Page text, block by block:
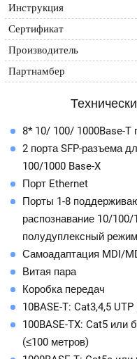
Инструкция
Сертификат
Производитель
Партнамбер
8* 10/ 100/ 1000Base-T
2 порта SFP-разъема
100/1000 Base-X
Порт Ethernet
Порты 1-8
распознавание 10/
полудуплексный режим
Самоадаптация MDI/
Витая пара
Коробка передач
10BASE-T: Cat3,4,5
100BASE-TX: Cat5 или
(≤100 метров)